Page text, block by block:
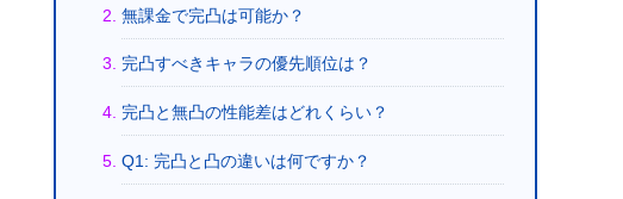
無課金で完凸は可能か？
完凸すべきキャラの優先順位は？
完凸と無凸の性能差はどれくらい？
Q1: 完凸と凸の違いは何ですか？